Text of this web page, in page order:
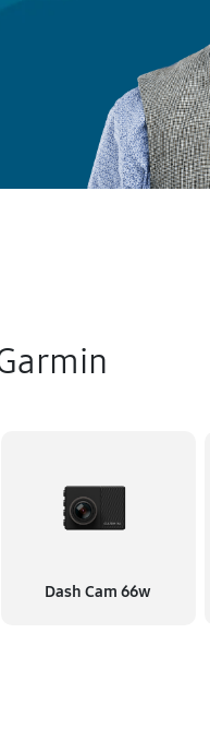
Dash Cam 66w